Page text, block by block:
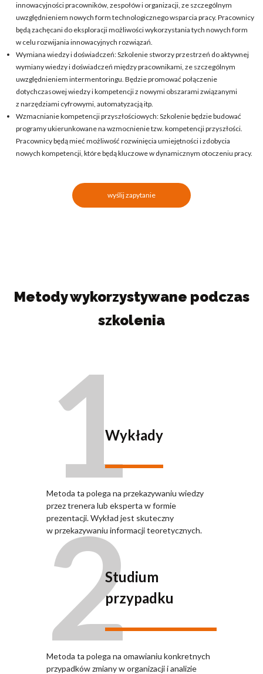
innowacyjności pracowników, zespołów i organizacji, ze szczególnym
uwzględnieniem nowych form technologicznego wsparcia pracy. Pracownicy
będą zachęcani do eksploracji możliwości wykorzystania tych nowych form
w celu rozwijania innowacyjnych rozwiązań.
Wymiana wiedzy i doświadczeń: Szkolenie stworzy przestrzeń do aktywnej
wymiany wiedzy i doświadczeń między pracownikami, ze szczególnym
uwzględnieniem intermentoringu. Będzie promować połączenie
dotychczasowej wiedzy i kompetencji z nowymi obszarami związanymi
z narzędziami cyfrowymi, automatyzacją itp.
Wzmacnianie kompetencji przyszłościowych: Szkolenie będzie budować
programy ukierunkowane na wzmocnienie tzw. kompetencji przyszłości.
Pracownicy będą mieć możliwość rozwinięcia umiejętności i zdobycia
nowych kompetencji, które będą kluczowe w dynamicznym otoczeniu pracy.
wyślij zapytanie
Metody wykorzystywane podczas
szkolenia
1Wykłady
Metoda ta polega na przekazywaniu wiedzy
przez trenera lub eksperta w formie
prezentacji. Wykład jest skuteczny
w przekazywaniu informacji teoretycznych.
2Studium
przypadku
Metoda ta polega na omawianiu konkretnych
przypadków zmiany w organizacji i analizie